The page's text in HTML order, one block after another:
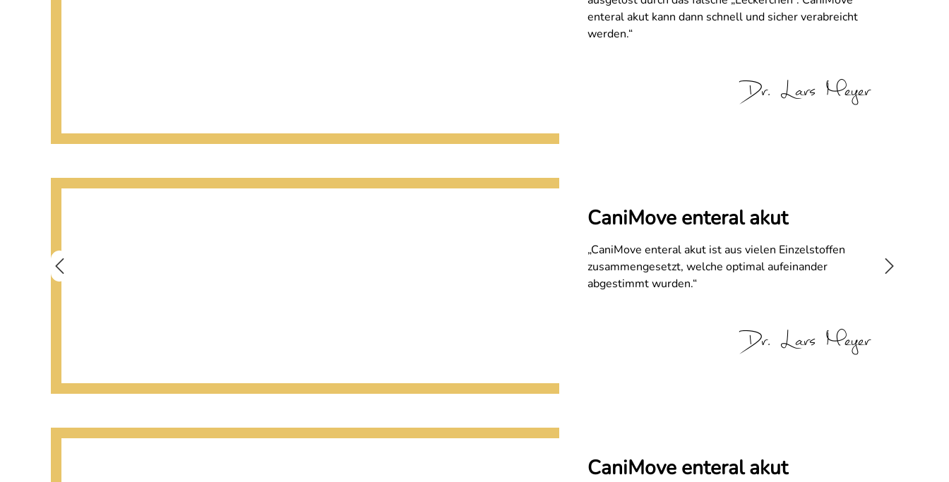
enteral akut kann dann schnell und sicher verabreicht
werden.“
Dr. Lars Meyer
CaniMove enteral akut
„CaniMove enteral akut ist aus vielen Einzelstoffen
zusammengesetzt, welche optimal aufeinander
abgestimmt wurden.“
Dr. Lars Meyer
CaniMove enteral akut